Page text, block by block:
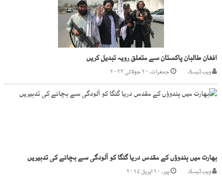
افغان طالبان پاکستان سے متعلق رویہ تبدیل کریں
ویب ڈیسک جمعرات, ۲۰ جولائی ۲۰۲۳
بھارت میں ہندوﺅں کے مقدس دریا گنگا کو آلودگی سے بچانے کی تدبیریں
ویب ڈیسک پیر, ۱۰ اپریل ۲۰۱۷